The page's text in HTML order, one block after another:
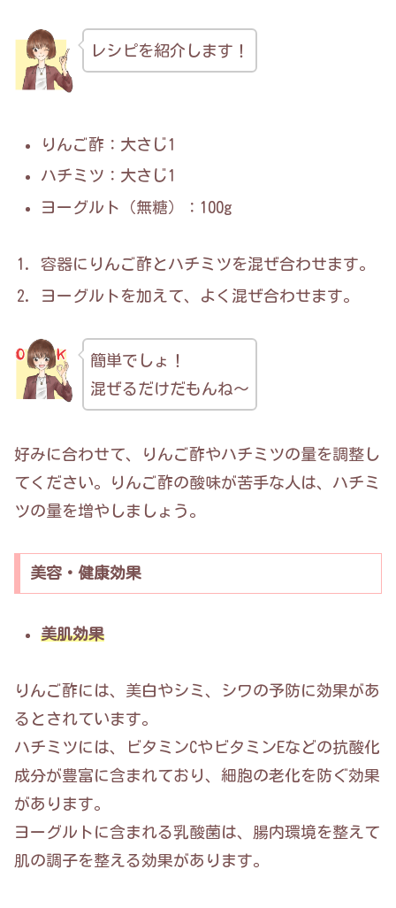
レシピを紹介します！
りんご酢：大さじ1
ハチミツ：大さじ1
ヨーグルト（無糖）：100g
容器にりんご酢とハチミツを混ぜ合わせます。
ヨーグルトを加えて、よく混ぜ合わせます。
簡単でしょ！
混ぜるだけだもんね～
好みに合わせて、りんご酢やハチミツの量を調整し
てください。りんご酢の酸味が苦手な人は、ハチミ
ツの量を増やしましょう。
美容・健康効果
美肌効果
りんご酢には、美白やシミ、シワの予防に効果があ
るとされています。
ハチミツには、ビタミンCやビタミンEなどの抗酸化
成分が豊富に含まれており、細胞の老化を防ぐ効果
があります。
ヨーグルトに含まれる乳酸菌は、腸内環境を整えて
肌の調子を整える効果があります。